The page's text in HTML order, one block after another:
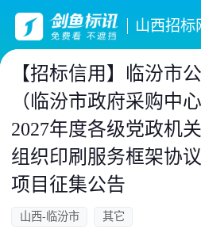
山西招标
【招标信用】临汾市
（临汾市政府采购中
2027年度各级党政机
组织印刷服务框架协
项目征集公告
山西-临汾市 其它